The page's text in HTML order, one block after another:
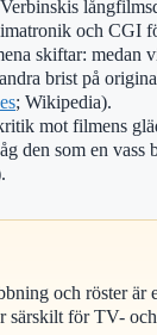
och CGI
skiftar: medan
brist på
; Wikipedia).
mot filmens
den som en
och röster är
särskilt för TV-